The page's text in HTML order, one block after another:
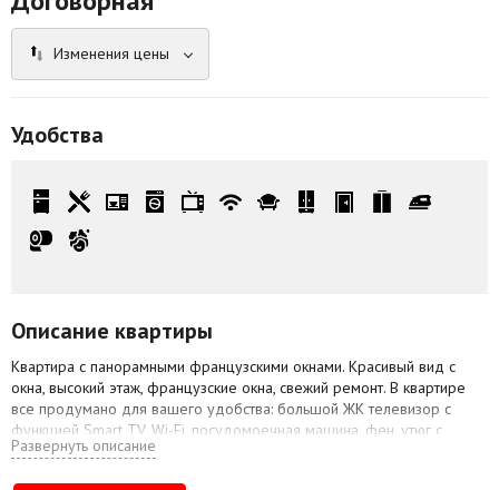
Изменения цены
Удобства
Описание квартиры
Квартира с панорамными французскими окнами. Красивый вид с
окна, высокий этаж, французские окна, свежий ремонт. В квартире
все продумано для вашего удобства: большой ЖК телевизор с
функцией Smart TV, Wi-Fi, посудомоечная машина, фен, утюг с
гладильной доской, электрический чайник, микроволновая печь,
Развернуть описание